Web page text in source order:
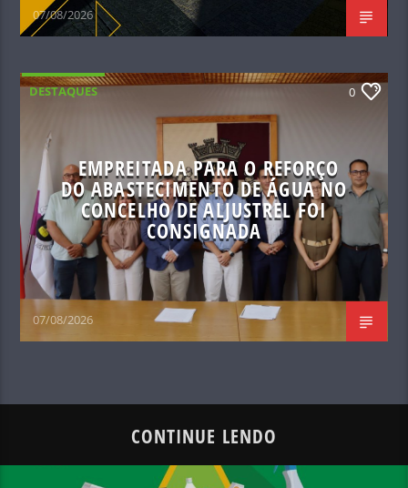
07/08/2026
DESTAQUES 0
EMPREITADA PARA O REFORÇO
DO ABASTECIMENTO DE ÁGUA NO
CONCELHO DE ALJUSTREL FOI
CONSIGNADA
07/08/2026
CONTINUE LENDO